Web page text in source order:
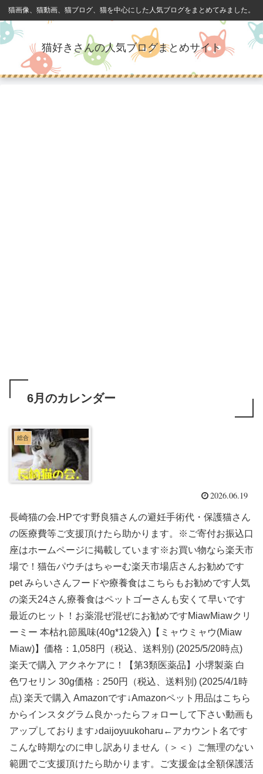
猫画像、猫動画、猫ブログ、猫を中心にした人気ブログをまとめてみました。
猫好きさんの人気ブログまとめサイト
6月のカレンダー
総合
2026.06.19
長崎猫の会.HPです野良猫さんの避妊手術代・保護猫さん
の医療費等ご支援頂けたら助かります。※ご寄付お振込口
座はホームページに掲載しています※お買い物なら楽天市
場で！猫缶パウチはちゃーむ楽天市場店さんお勧めです
pet みらいさんフードや療養食はこちらもお勧めです人気
の楽天24さん療養食はペットゴーさんも安くて早いです
最近のヒット！お薬混ぜ混ぜにお勧めですMiawMiawクリ
ーミー 本枯れ節風味(40g*12袋入)【ミャウミャウ(Miaw
Miaw)】価格：1,058円（税込、送料別) (2025/5/20時点)
楽天で購入 アクネケアに！【第3類医薬品】小堺製薬 白
色ワセリン 30g価格：250円（税込、送料別) (2025/4/1時
点) 楽天で購入 Amazonです↓Amazonペット用品はこちら
からインスタグラム良かったらフォローして下さい動画も
アップしております♪daijoyuukoharu←アカウント名です
こんな時期なのに申し訳ありません（＞＜）ご無理のない
範囲でご支援頂けたら助かります。ご支援金は全額保護活